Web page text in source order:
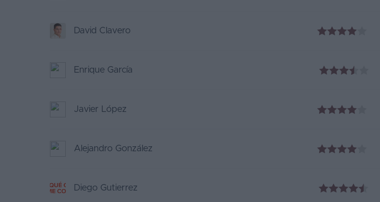
David Clavero
Enrique García
Javier López
Alejandro González
Diego Gutierrez